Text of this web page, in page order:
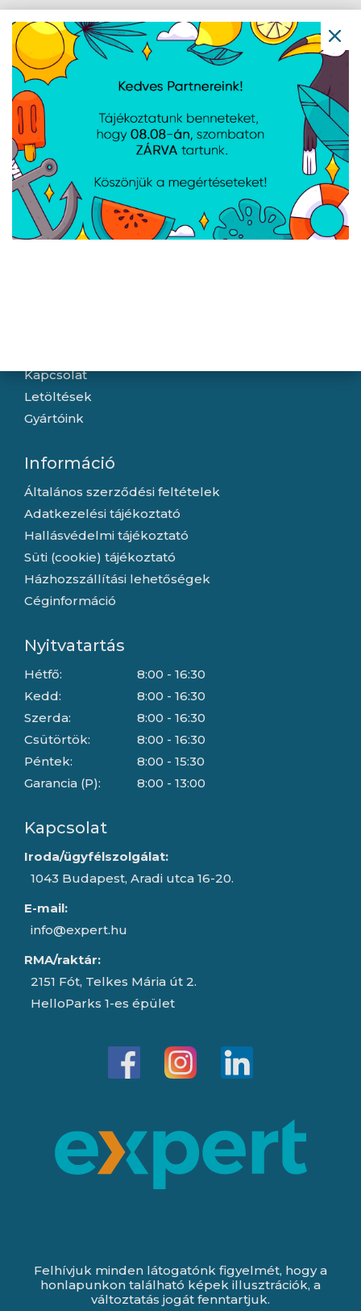
Lenovo 23,8" L24-4e
monitor - Raven Black
Lenovo 27" L27qe
monitor - Raven Black
Kapcsolat
Letöltések
Gyártóink
Információ
Általános szerződési feltételek
Adatkezelési tájékoztató
Hallásvédelmi tájékoztató
Süti (cookie) tájékoztató
Házhozszállítási lehetőségek
Céginformáció
Nyitvatartás
Hétfő:
Kedd:
Szerda:
Csütörtök:
Péntek:
Garancia (P):
8:00 - 16:30
8:00 - 16:30
8:00 - 16:30
8:00 - 16:30
8:00 - 15:30
8:00 - 13:00
Kapcsolat
Iroda/ügyfélszolgálat:
1043 Budapest, Aradi utca 16-20.
E-mail:
info@expert.hu
RMA/raktár:
2151 Fót, Telkes Mária út 2.
HelloParks 1-es épület
Felhívjuk minden látogatónk figyelmét, hogy a
honlapunkon található képek illusztrációk, a
változtatás jogát fenntartjuk.